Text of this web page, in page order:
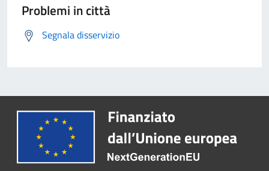
Problemi in città
Segnala disservizio